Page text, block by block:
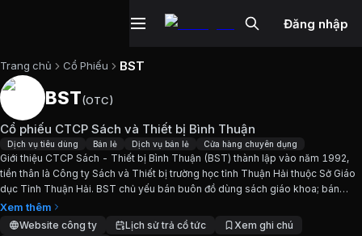
Đăng nhập
Trang chủ Cổ Phiếu BST
Cổ phiếuBST
Cập nhật: 28/8/2025 .
Ngành:Dịch vụ tiêu dùng, Bán lẻ, Dịch vụ bán lẻ, Cửa hàng
Giới thiệuCổ phiếu CTCP Sách và
BST(OTC)
Cổ phiếu CTCP Sách và Thiết bị Bình Thuận
Dịch vụ tiêu dùng Bán lẻ Dịch vụ bán lẻ Cửa hàng chuyên dụng
Giới thiệu CTCP Sách - Thiết bị Bình Thuận (BST) thành lập vào năm 1992,
tiền thân là Công ty Sách và Thiết bị trường học tỉnh Thuận Hải thuộc Sở Giáo
dục Tỉnh Thuận Hải. BST chủ yếu bán buôn đồ dùng sách giáo khoa; bán
buôn và sản xuất các thiết bị giáo dục,...
Xem thêm
Website công ty Lịch sử trả cổ tức
Xem ghi chú